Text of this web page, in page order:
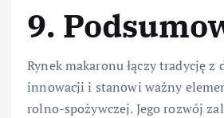
9.
Rynek makaronu łączy tradycję z
innowacji i stanowi ważny
rolno-spożywczej. Jego rozwój